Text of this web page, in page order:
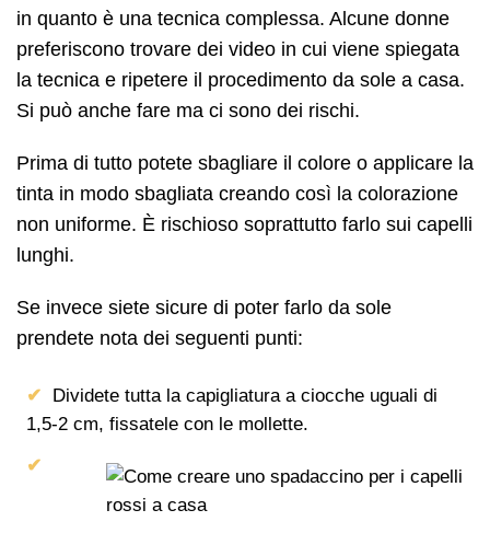
in quanto è una tecnica complessa. Alcune donne
preferiscono trovare dei video in cui viene spiegata
la tecnica e ripetere il procedimento da sole a casa.
Si può anche fare ma ci sono dei rischi.
Prima di tutto potete sbagliare il colore o applicare la
tinta in modo sbagliata creando così la colorazione
non uniforme. È rischioso soprattutto farlo sui capelli
lunghi.
Se invece siete sicure di poter farlo da sole
prendete nota dei seguenti punti:
Dividete tutta la capigliatura a ciocche uguali di
1,5-2 cm, fissatele con le mollette.